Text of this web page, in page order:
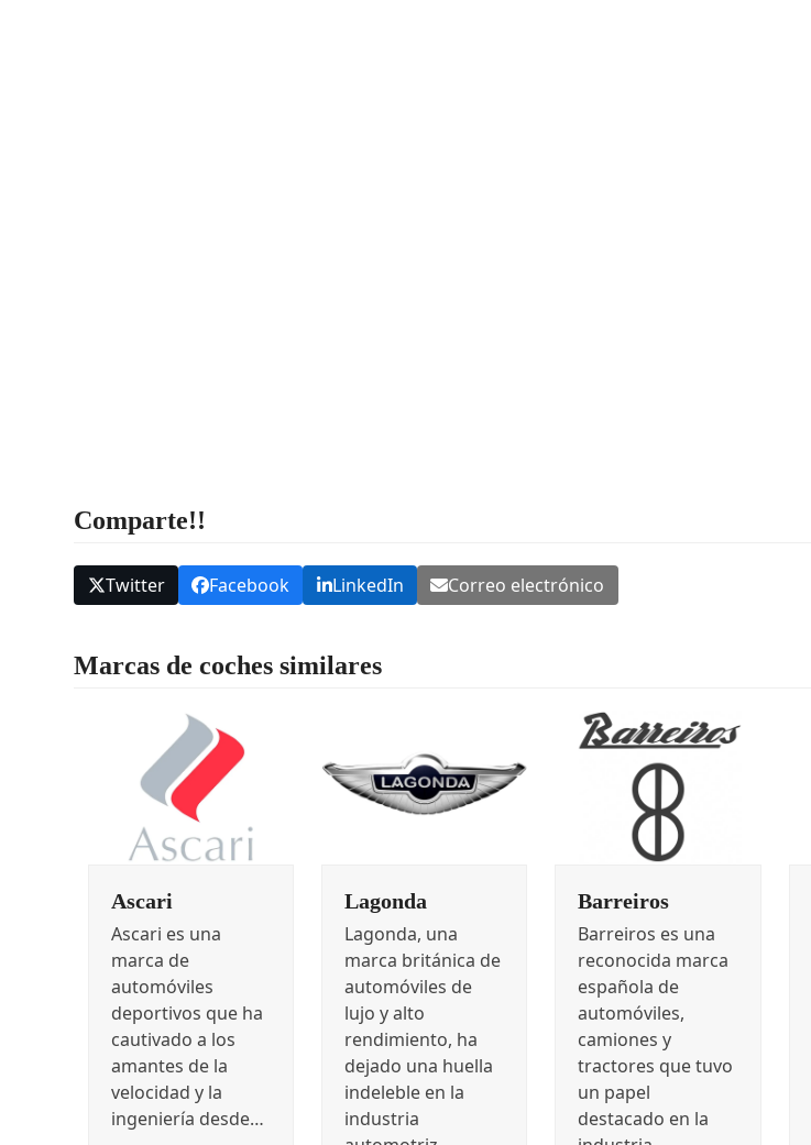
Comparte!!
Twitter Facebook LinkedIn Correo electrónico
Marcas de coches similares
Ascari
Ascari es una
marca de
automóviles
deportivos que ha
cautivado a los
amantes de la
velocidad y la
ingeniería desde…
Lagonda
Lagonda, una
marca británica de
automóviles de
lujo y alto
rendimiento, ha
dejado una huella
indeleble en la
industria
Barreiros
Barreiros es una
reconocida marca
española de
automóviles,
camiones y
tractores que tuvo
un papel
destacado en la